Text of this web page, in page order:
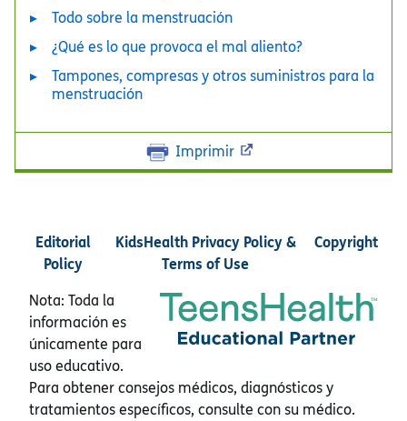
Todo sobre la menstruación
¿Qué es lo que provoca el mal aliento?
Tampones, compresas y otros suministros para la
menstruación
Imprimir
Editorial
Policy
KidsHealth Privacy Policy &
Terms of Use
Copyright
Nota: Toda la
información es
únicamente para
uso educativo.
Para obtener consejos médicos, diagnósticos y
tratamientos específicos, consulte con su médico.